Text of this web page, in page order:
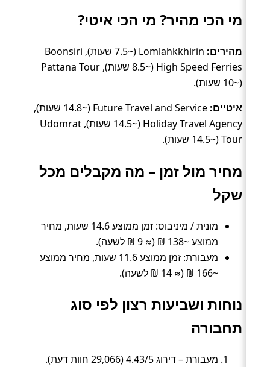
מי הכי מהיר? מי הכי איטי?
מהירים:
Lomlahkkhirin (~7.5 שעות), Boonsiri
High Speed Ferries (~8.5 שעות), Pattana Tour
(~10 שעות).
איטיים:
Future Travel and Service (~14.8 שעות),
Holiday Travel Agency (~14.5 שעות), Udomrat
Tour (~14.5 שעות).
מחיר מול זמן – מה מקבלים מכל
שקל
מונית / מיניבוס: זמן ממוצע 14.6 שעות, מחיר
ממוצע ~138 ₪ (≈ 9 ₪ לשעה).
מעבורת: זמן ממוצע 11.6 שעות, מחיר ממוצע
~166 ₪ (≈ 14 ₪ לשעה).
נוחות ושביעות רצון לפי סוג
תחבורה
מעבורת – דירוג 4.43/5 (29,066 חוות דעת).